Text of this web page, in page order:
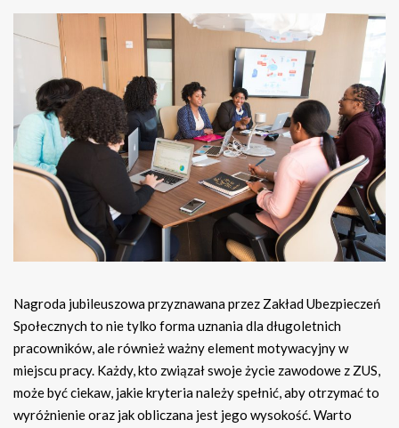
Nagroda jubileuszowa przyznawana przez Zakład Ubezpieczeń
Społecznych to nie tylko forma uznania dla długoletnich
pracowników, ale również ważny element motywacyjny w
miejscu pracy. Każdy, kto związał swoje życie zawodowe z ZUS,
może być ciekaw, jakie kryteria należy spełnić, aby otrzymać to
wyróżnienie oraz jak obliczana jest jego wysokość. Warto